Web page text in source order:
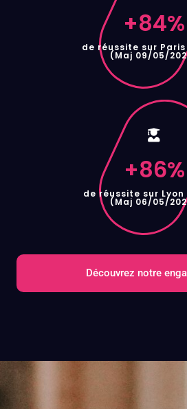
+84%
de réussite sur Paris
(Maj 09/05/
+86%
de réussite sur Lyon
(Maj 06/05/
Découvrez notre